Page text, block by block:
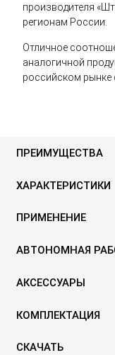
производителя
регионам России.
Отличное
аналогичной
российском рынке
ПРЕИМУЩЕСТВА
ХАРАКТЕРИСТИКИ
ПРИМЕНЕНИЕ
АВТОНОМНАЯ
АКСЕССУАРЫ
КОМПЛЕКТАЦИЯ
СКАЧАТЬ